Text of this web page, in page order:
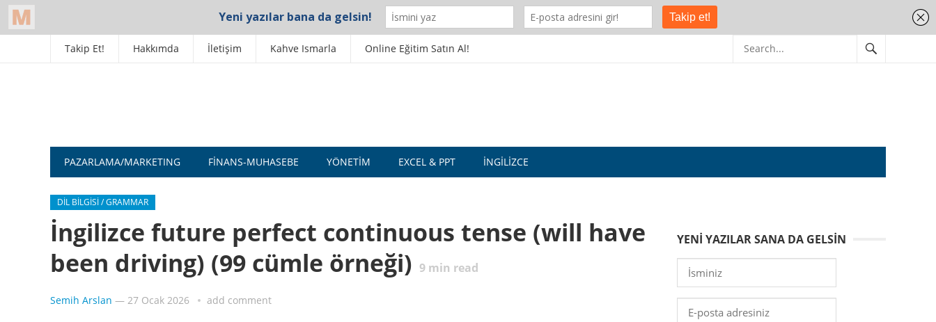
Takip Et! Hakkımda İletişim Kahve Ismarla Online Eğitim Satın Al!
PAZARLAMA/MARKETING FINANS-MUHASEBE YÖNETIM EXCEL & PPT İNGILIZCE
DIL BILGISI / GRAMMAR
İngilizce future perfect continuous tense (will have
been driving) (99 cümle örneği) 9 min read
Semih Arslan — 27 Ocak 2026 add comment
YENI YAZILAR SANA DA GELSIN